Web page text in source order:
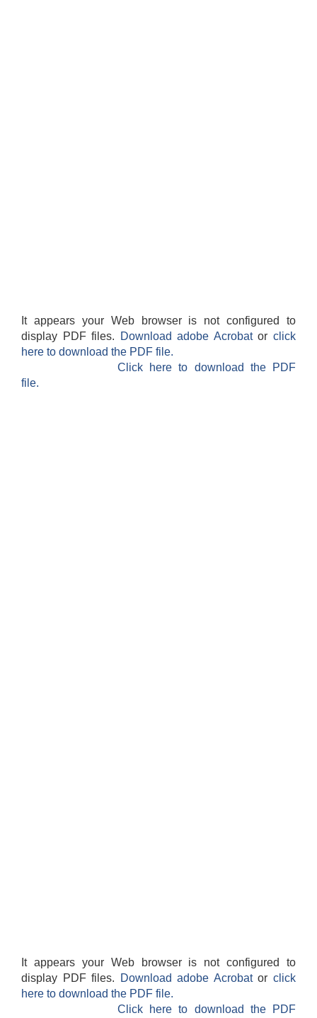
It appears your Web browser is not configured to
display PDF files.
Download adobe Acrobatorclick
here to download the PDF file.
Click here to download the PDF
file.
It appears your Web browser is not configured to
display PDF files.
Download adobe Acrobatorclick
here to download the PDF file.
Click here to download the PDF